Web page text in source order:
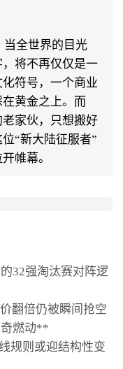
当全世界的目光
将不再仅仅是一
符号，一个商业
黄金之上。而
家伙，只想搬好
“新大陆征服者”
帷幕。
32强淘汰赛对阵逻
翻倍仍被瞬间抢空
燃动**
规则或迎结构性变